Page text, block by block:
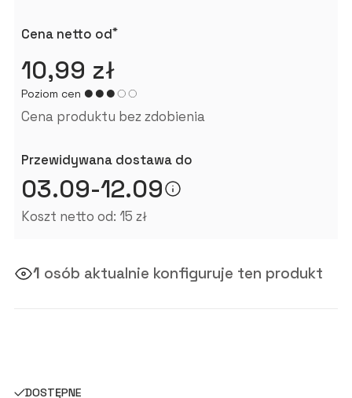
Cena netto od*
10,99 zł
Poziom cen
Cena produktu bez zdobienia
Przewidywana dostawa do
03.09-12.09
Koszt netto od: 15 zł
1 osób aktualnie konfiguruje ten produkt
DOSTĘPNE